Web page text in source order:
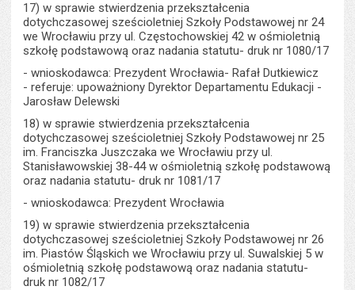
17) w sprawie stwierdzenia przekształcenia
dotychczasowej sześcioletniej Szkoły Podstawowej nr 24
we Wrocławiu przy ul. Częstochowskiej 42 w ośmioletnią
szkołę podstawową oraz nadania statutu- druk nr 1080/17
- wnioskodawca: Prezydent Wrocławia- Rafał Dutkiewicz
- referuje: upoważniony Dyrektor Departamentu Edukacji -
Jarosław Delewski
18) w sprawie stwierdzenia przekształcenia
dotychczasowej sześcioletniej Szkoły Podstawowej nr 25
im. Franciszka Juszczaka we Wrocławiu przy ul.
Stanisławowskiej 38-44 w ośmioletnią szkołę podstawową
oraz nadania statutu- druk nr 1081/17
- wnioskodawca: Prezydent Wrocławia
19) w sprawie stwierdzenia przekształcenia
dotychczasowej sześcioletniej Szkoły Podstawowej nr 26
im. Piastów Śląskich we Wrocławiu przy ul. Suwalskiej 5 w
ośmioletnią szkołę podstawową oraz nadania statutu-
druk nr 1082/17